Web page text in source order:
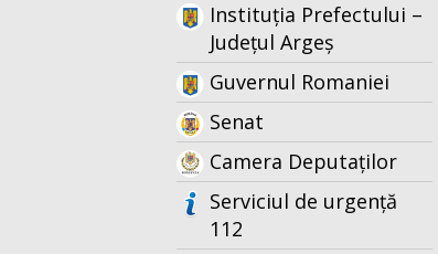
Instituția Prefectului –
Județul Argeș
Guvernul Romaniei
Senat
Camera Deputaților
Serviciul de urgență
112